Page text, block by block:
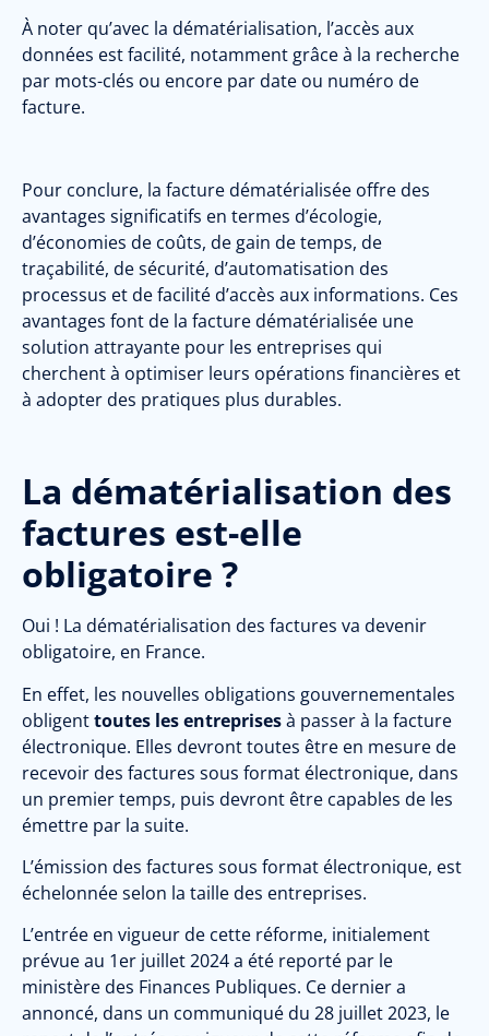
À noter qu’avec la dématérialisation, l’accès aux
données est facilité, notamment grâce à la recherche
par mots-clés ou encore par date ou numéro de
facture.
Pour conclure, la facture dématérialisée offre des
avantages significatifs en termes d’écologie,
d’économies de coûts, de gain de temps, de
traçabilité, de sécurité, d’automatisation des
processus et de facilité d’accès aux informations. Ces
avantages font de la facture dématérialisée une
solution attrayante pour les entreprises qui
cherchent à optimiser leurs opérations financières et
à adopter des pratiques plus durables.
La dématérialisation des
factures est-elle
obligatoire ?
Oui ! La dématérialisation des factures va devenir
obligatoire, en France.
En effet, les nouvelles obligations gouvernementales
obligenttoutes les entreprisesà passer à la facture
électronique. Elles devront toutes être en mesure de
recevoir des factures sous format électronique, dans
un premier temps, puis devront être capables de les
émettre par la suite.
L’émission des factures sous format électronique, est
échelonnée selon la taille des entreprises.
L’entrée en vigueur de cette réforme, initialement
prévue au 1er juillet 2024 a été reporté par le
ministère des Finances Publiques. Ce dernier a
annoncé, dans un communiqué du 28 juillet 2023, le